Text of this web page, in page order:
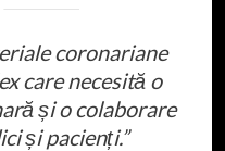
coronariane
care necesită o
și o colaborare
și pacienți.”